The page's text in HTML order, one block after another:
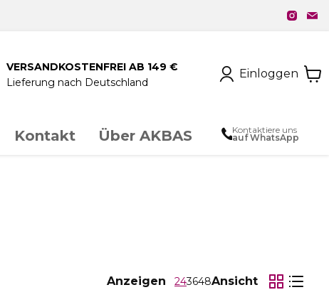
VERSANDKOSTENFREI AB 149 €
Lieferung nach Deutschland
Einloggen
Kontakt Über AKBAS Kontaktiere uns
auf WhatsApp
Anzeigen 243648Ansicht